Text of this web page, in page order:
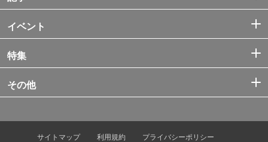
イベント
特集
その他
サイトマップ 利用規約
プライバシーポリシー